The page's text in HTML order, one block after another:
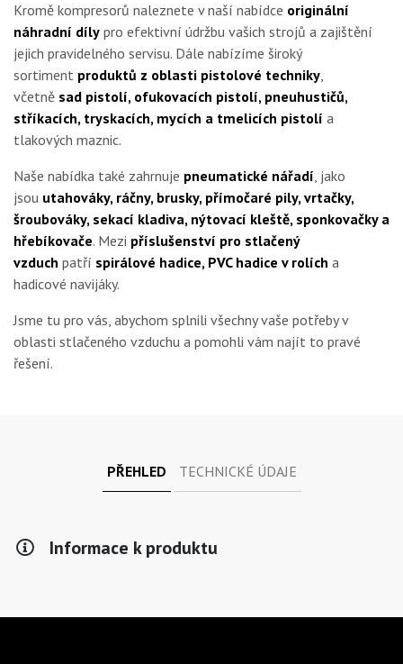
Kromě kompresorů naleznete v naší nabídce originální
náhradní díly pro efektivní údržbu vašich strojů a zajištění
jejich pravidelného servisu. Dále nabízíme široký
sortiment produktů z oblasti pistolové techniky,
včetně sad pistolí, ofukovacích pistolí, pneuhustičů,
stříkacích, tryskacích, mycích a tmelicích pistolí a
tlakových maznic.
Naše nabídka také zahrnuje pneumatické nářadí, jako
jsou utahováky, ráčny, brusky, přímočaré pily, vrtačky,
šroubováky, sekací kladiva, nýtovací kleště, sponkovačky a
hřebíkovače. Mezi příslušenství pro stlačený
vzduch patří spirálové hadice, PVC hadice v rolích a
hadicové navijáky.
Jsme tu pro vás, abychom splnili všechny vaše potřeby v
oblasti stlačeného vzduchu a pomohli vám najít to pravé
řešení.
PŘEHLED TECHNICKÉ ÚDAJE
Informace k produktu